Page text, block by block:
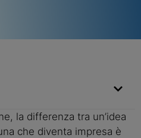
la differenza tra un’idea
che diventa impresa è